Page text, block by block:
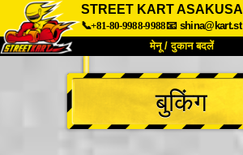
STREET KART ASAKUSA
📞+81-80-9988-9988📧 shina@kart.st
मेनू / दुकान बदलें
TOP
हमारे बारे में विशेषताएँ
बुकिंग